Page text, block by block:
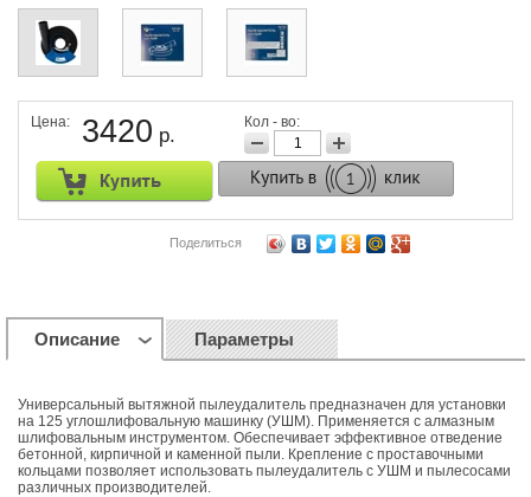
Цена: 3420 р.
Кол - во:
Поделиться
Описание Параметры
Универсальный вытяжной пылеудалитель предназначен для установки
на 125 углошлифовальную машинку (УШМ). Применяется с алмазным
шлифовальным инструментом. Обеспечивает эффективное отведение
бетонной, кирпичной и каменной пыли. Крепление с проставочными
кольцами позволяет использовать пылеудалитель с УШМ и пылесосами
различных производителей.